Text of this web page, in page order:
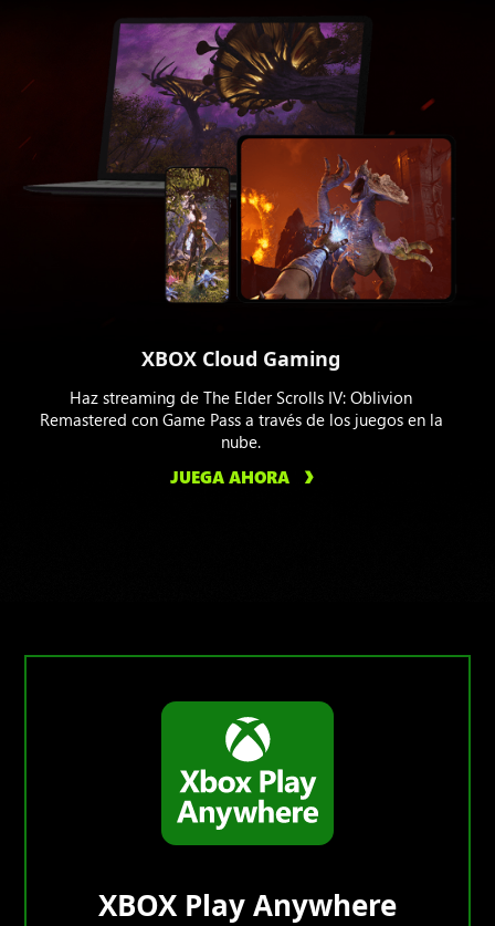
XBOX Cloud Gaming
Haz streaming de The Elder Scrolls IV: Oblivion
Remastered con Game Pass a través de los juegos en la
nube.
JUEGA AHORA
XBOX Play Anywhere